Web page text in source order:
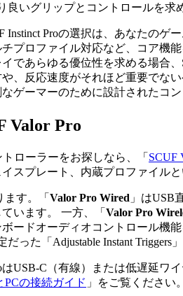
良いグリップとコントロールを求
Instinct Proの選択は、あなたの
プロファイル対応など、コア機
であらゆる優位性を求める場合、
、反応速度がそれほど重要でな
ゲーマーのために設計されたコ
Valor Pro
ローラーをお探しなら、「 SCUF
スプレート、内蔵プロファイル
す。「 Valor Pro Wired 」はUSB
います。 一方、「 Valor Pro
ードオーディオコントロール機
だった「Adjustable Instant
はUSB-C（有線）または低遅延
の接続ガイド 」をご覧ください。